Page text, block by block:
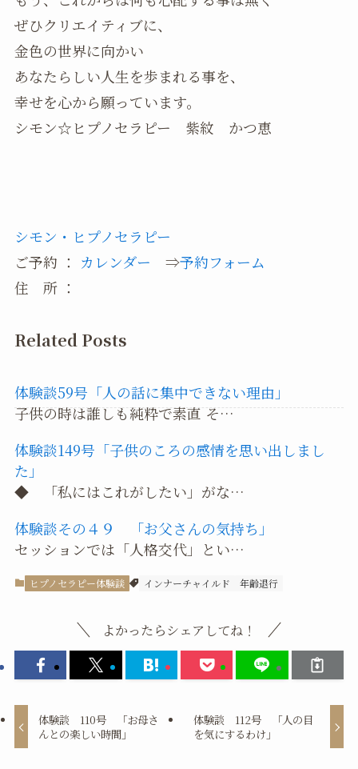
ぜひクリエイティブに、
金色の世界に向かい
あなたらしい人生を歩まれる事を、
幸せを心から願っています。
シモン☆ヒプノセラピー 紫紋 かつ恵
シモン・ヒプノセラピー
ご予約 ： カレンダー ⇒予約フォーム
住 所 ：
Related Posts
体験談59号「人の話に集中できない理由」
子供の時は誰しも純粋で素直 そ…
体験談149号「子供のころの感情を思い出しまし
た」
◆ 「私にはこれがしたい」がな…
体験談その４９ 「お父さんの気持ち」
セッションでは「人格交代」とい…
ヒプノセラピー体験談 インナーチャイルド 年齢退行
よかったらシェアしてね！
体験談 110号 「お母さ
んとの楽しい時間」
体験談 112号 「人の目
を気にするわけ」